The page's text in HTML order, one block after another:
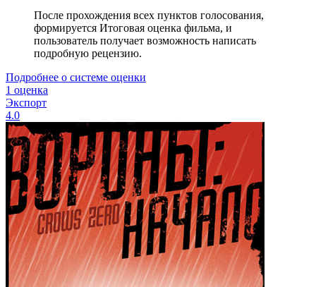
После прохождения всех пунктов голосования,
формируется Итоговая оценка фильма, и
пользователь получает возможность написать
подробную рецензию.
Подробнее о системе оценки
1 оценка
Экспорт
4.0